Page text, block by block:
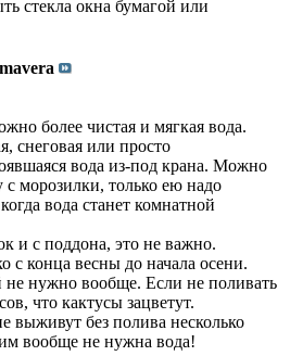
стекла окна бумагой или
более чистая и мягкая вода.
снеговая или просто
вода из-под крана. Можно
с морозилки, только ею надо
вода станет комнатной
и с поддона, это не важно.
с конца весны до начала осени.
не нужно вообще. Если не поливать
что кактусы зацветут.
выживут без полива несколько
вообще не нужна вода!